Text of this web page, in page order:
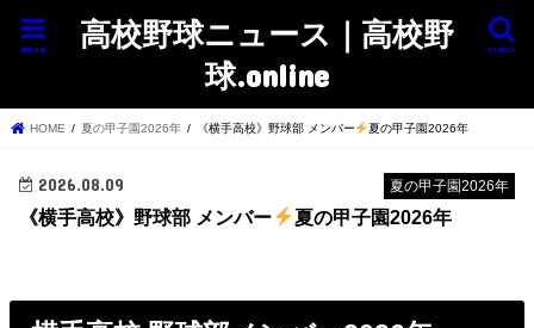
高校野球ニュース｜高校野
球.online
search
menu
HOME 夏の甲子園2026年 《横手高校》野球部 メンバー 夏の甲子園2026年
夏の甲子園2026年
2026.08.09
《横手高校》野球部 メンバー 夏の甲子園2026年